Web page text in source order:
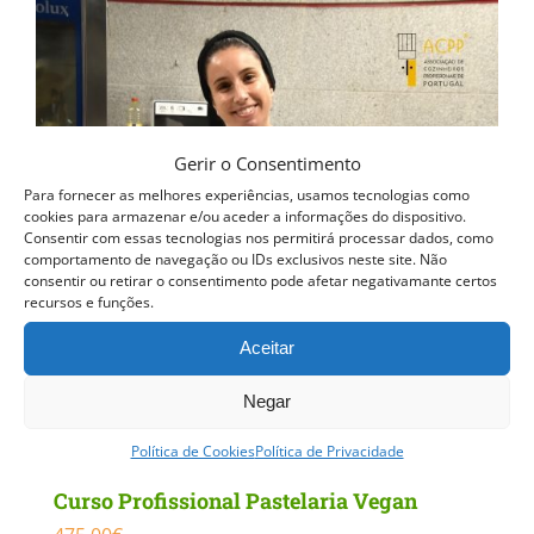
Gerir o Consentimento
Para fornecer as melhores experiências, usamos tecnologias como
cookies para armazenar e/ou aceder a informações do dispositivo.
Consentir com essas tecnologias nos permitirá processar dados, como
comportamento de navegação ou IDs exclusivos neste site. Não
consentir ou retirar o consentimento pode afetar negativamante certos
recursos e funções.
Aceitar
Negar
Política de CookiesPolítica de Privacidade
Curso Profissional Pastelaria Vegan